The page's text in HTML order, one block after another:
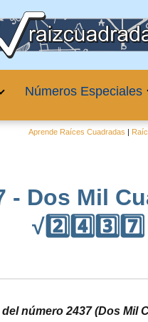
Números Especiales
Aprende Raíces Cuadradas |
- Dos Mil
√2️⃣4️⃣3️⃣7️⃣
número 2437 (Dos Mil